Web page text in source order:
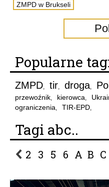
ZMPD w Brukseli
Popularne
ZMPD, tir, droga,
przewoźnik, kierowca,
ograniczenia, TIR-EPD,
Tagi abc..
2 3 5 6 A B C